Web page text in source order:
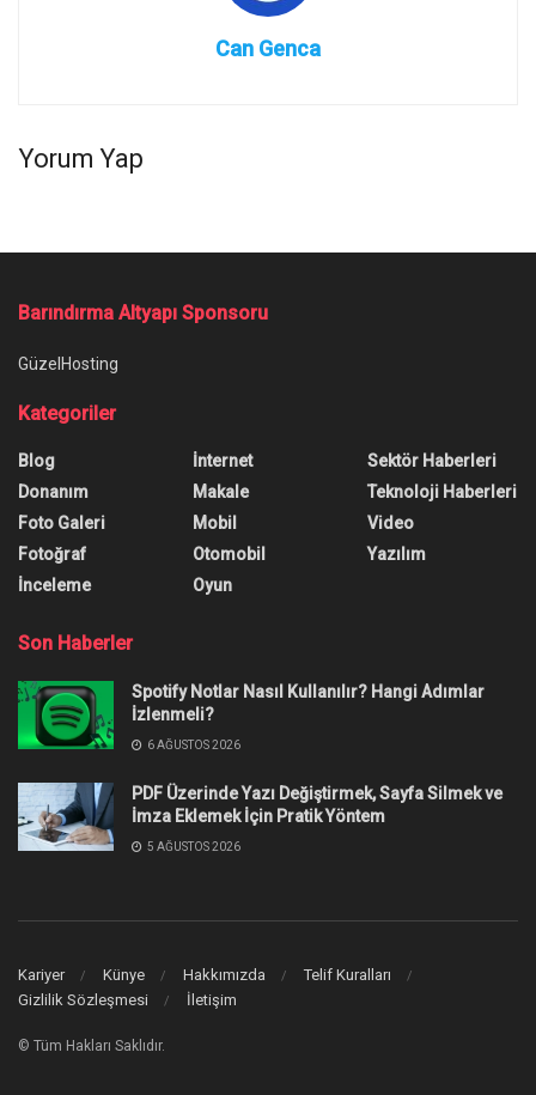
Can Genca
Yorum Yap
Barındırma Altyapı Sponsoru
GüzelHosting
Kategoriler
Blog
Donanım
Foto Galeri
Fotoğraf
İnceleme
İnternet
Makale
Mobil
Otomobil
Oyun
Sektör Haberleri
Teknoloji Haberleri
Video
Yazılım
Son Haberler
Spotify Notlar Nasıl Kullanılır? Hangi Adımlar
İzlenmeli?
6 AĞUSTOS 2026
PDF Üzerinde Yazı Değiştirmek, Sayfa Silmek ve
İmza Eklemek İçin Pratik Yöntem
5 AĞUSTOS 2026
Kariyer Künye Hakkımızda
Telif Kuralları
Gizlilik Sözleşmesi
İletişim
© Tüm Hakları Saklıdır.